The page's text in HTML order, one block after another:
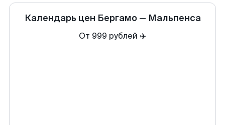
Календарь цен Бергамо— Мальпенса
От 999 рублей ✈️